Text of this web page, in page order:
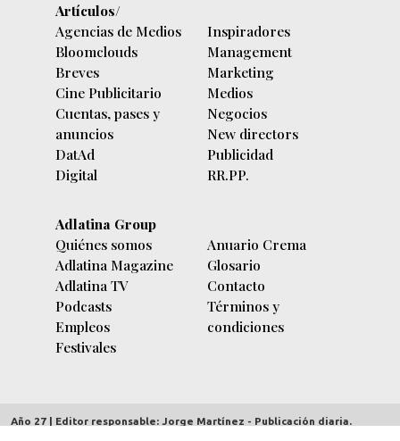
Artículos/
Agencias de Medios
Bloomclouds
Breves
Cine Publicitario
Cuentas, pases y
anuncios
DatAd
Digital
Inspiradores
Management
Marketing
Medios
Negocios
New directors
Publicidad
RR.PP.
Adlatina Group
Quiénes somos
Adlatina Magazine
Adlatina TV
Podcasts
Empleos
Festivales
Anuario Crema
Glosario
Contacto
Términos y
condiciones
Año 27 | Editor responsable: Jorge Martínez - Publicación diaria.